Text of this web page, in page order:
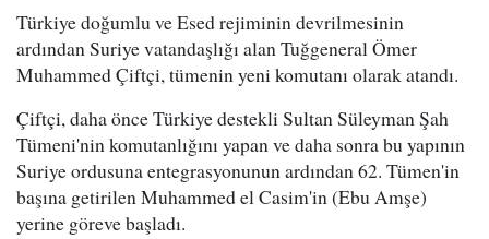
Türkiye doğumlu ve Esed rejiminin devrilmesinin
ardından Suriye vatandaşlığı alan Tuğgeneral Ömer
Muhammed Çiftçi, tümenin yeni komutanı olarak atandı.
Çiftçi, daha önce Türkiye destekli Sultan Süleyman Şah
Tümeni'nin komutanlığını yapan ve daha sonra bu yapının
Suriye ordusuna entegrasyonunun ardından 62. Tümen'in
başına getirilen Muhammed el Casim'in (Ebu Amşe)
yerine göreve başladı.